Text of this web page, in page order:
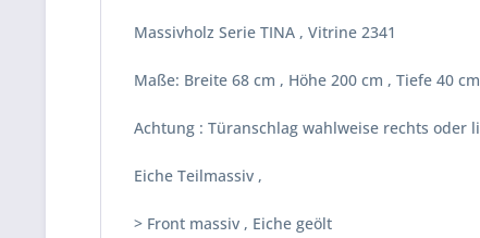
Massivholz Serie TINA , Vitrine 2341
Maße: Breite 68 cm , Höhe 200 cm , Tiefe 40 cm
Achtung : Türanschlag wahlweise rechts
Eiche Teilmassiv ,
> Front massiv , Eiche geölt